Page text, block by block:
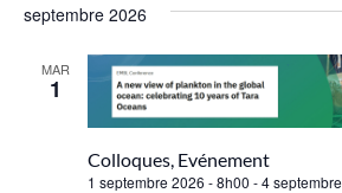
septembre 2026
MAR
1
1 septembre 2026 - 8h00 -4
Colloques, Evénement